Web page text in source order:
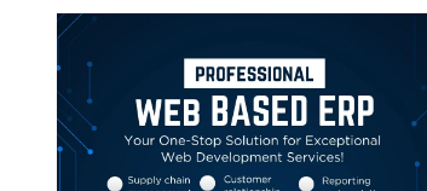
Email Print